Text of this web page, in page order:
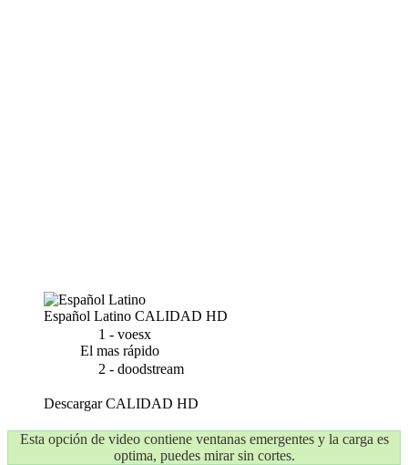
Español Latino CALIDAD HD
1 - voesx
El mas rápido
2 - doodstream
DescargarCALIDAD HD
Esta opción de video contiene ventanas emergentes y la carga es
optima, puedes mirar sin cortes.